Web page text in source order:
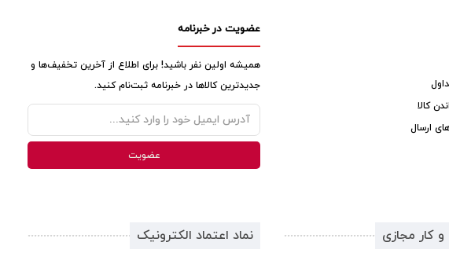
عضویت در خبرنامه
همیشه اولین نفر باشید! برای اطلاع از آخرین تخفیف‌ها و
جدیدترین کالاها در خبرنامه ثبت‌نام کنید.
کالا
ارسال
کار مجازی نماد اعتماد الکترونیک